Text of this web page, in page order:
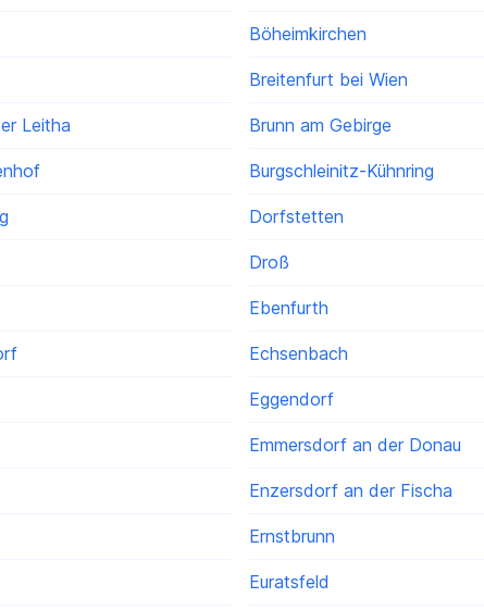
Böheimkirchen
Breitenfurt bei Wien
Leitha Brunn am Gebirge
Burgschleinitz-Kühnring
Dorfstetten
Droß
Ebenfurth
Echsenbach
Eggendorf
Emmersdorf an der Donau
Enzersdorf an der Fischa
Ernstbrunn
Euratsfeld